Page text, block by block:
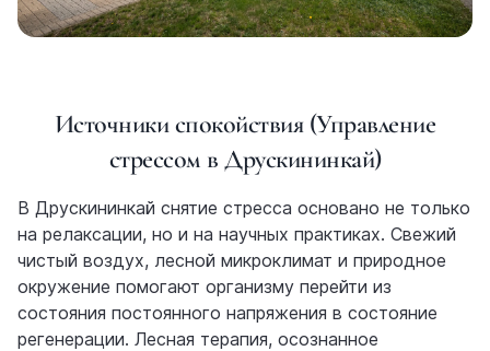
Источники спокойствия (Управление
стрессом в Друскининкай)
В Друскининкай снятие стресса основано не только
на релаксации, но и на научных практиках. Свежий
чистый воздух, лесной микроклимат и природное
окружение помогают организму перейти из
состояния постоянного напряжения в состояние
регенерации. Лесная терапия, осознанное